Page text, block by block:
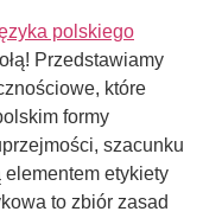
Przedstawiamy
które
formy
szacunku
elementem etykiety
to zbiór zasad